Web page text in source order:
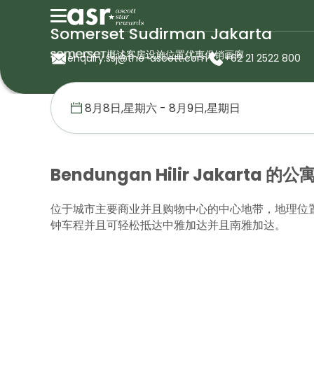
概述客房设施位置优惠促销画廊
Somerset Sudirman Jakarta
enquiry.ssj@the-ascott.com +62 21 2522 800
首页 盛捷服务公寓 印度尼西亚 Somerset Sudirman
Bendungan Hilir Jakarta 的公
位于城市主要商业并且购物中心的中心地带，地理
钟车程并且可轻松抵达中雅加达并且南雅加达。